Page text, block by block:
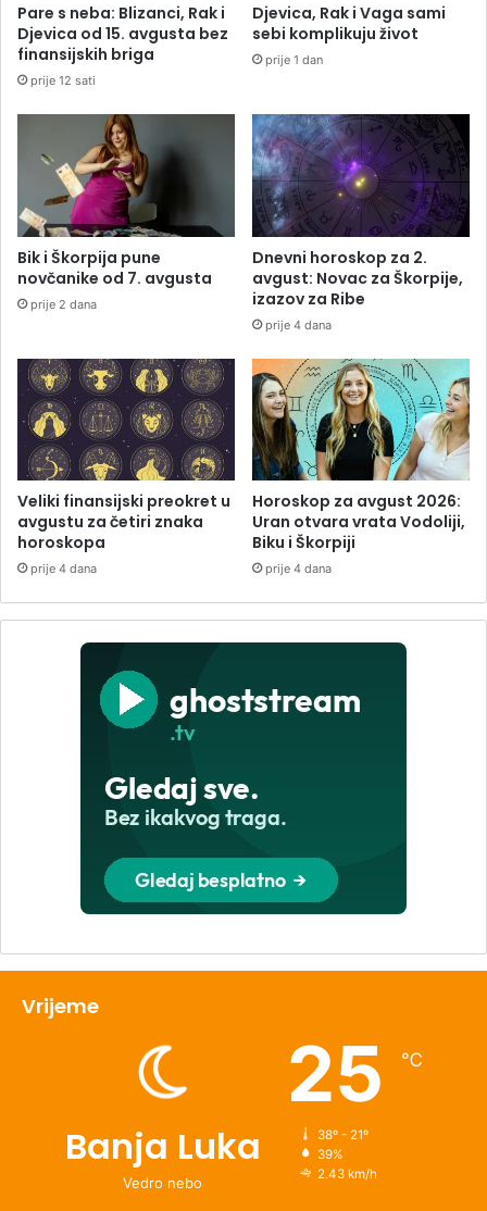
Pare s neba: Blizanci, Rak i
Djevica od 15. avgusta bez
finansijskih briga
prije 12 sati
Djevica, Rak i Vaga sami
sebi komplikuju život
prije 1 dan
Bik i Škorpija pune
novčanike od 7. avgusta
prije 2 dana
Dnevni horoskop za 2.
avgust: Novac za Škorpije,
izazov za Ribe
prije 4 dana
Veliki finansijski preokret u
avgustu za četiri znaka
horoskopa
prije 4 dana
Horoskop za avgust 2026:
Uran otvara vrata Vodoliji,
Biku i Škorpiji
prije 4 dana
Vrijeme
Banja Luka
Vedro nebo
25 ℃
38º - 21º
39%
2.43 km/h